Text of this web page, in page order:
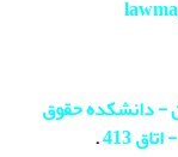
- دانشکده حقوق
.